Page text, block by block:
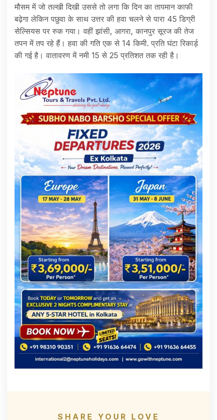
मौसम में जो तल्खी दिखी उससे तो लगा कि दिन का तापमान काफी
बढ़ेगा लेकिन पछुवा के साथ उत्तर की हवा चलने से पारा 45 डिग्री
सेल्सियस पर रुक गया। वहीं झांसी, आगरा, कानपुर सूरज की तेज
तपन में तप रहे हैं। हवा की गति एक से 14 किमी. प्रति घंटा रिकार्ड़
की गई है। वातावरण में नमी 15 से 25 प्रतिशत तक रही है।
SHARE YOUR LOVE